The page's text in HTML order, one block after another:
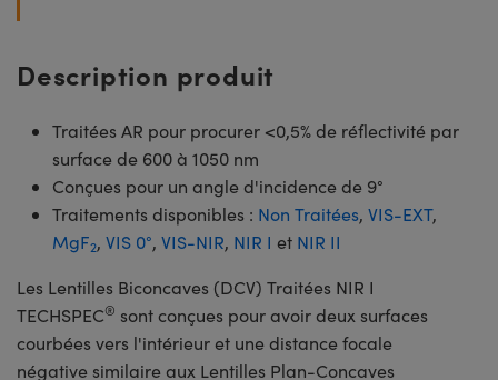
Description produit
Traitées AR pour procurer <0,5% de réflectivité par
surface de 600 à 1050 nm
Conçues pour un angle d'incidence de 9°
Traitements disponibles : Non Traitées, VIS-EXT,
MgF2, VIS 0°, VIS-NIR, NIR I et NIR II
Les Lentilles Biconcaves (DCV) Traitées NIR I
TECHSPEC® sont conçues pour avoir deux surfaces
courbées vers l'intérieur et une distance focale
négative similaire aux Lentilles Plan-Concaves